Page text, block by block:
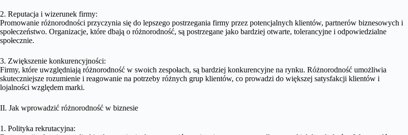
2. Reputacja i wizerunek firmy:
Promowanie różnorodności przyczynia się do lepszego postrzegania firmy przez potencjalnych klientów, partnerów biznesowych i
społeczeństwo. Organizacje, które dbają o różnorodność, są postrzegane jako bardziej otwarte, tolerancyjne i odpowiedzialne
społecznie.
3. Zwiększenie konkurencyjności:
Firmy, które uwzględniają różnorodność w swoich zespołach, są bardziej konkurencyjne na rynku. Różnorodność umożliwia
skuteczniejsze rozumienie i reagowanie na potrzeby różnych grup klientów, co prowadzi do większej satysfakcji klientów i
lojalności względem marki.
II. Jak wprowadzić różnorodność w biznesie
1. Polityka rekrutacyjna: